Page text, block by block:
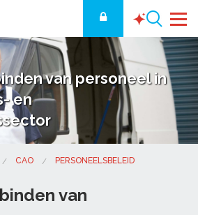
van personeel in
en
CAO PERSONEELSBELEID
van